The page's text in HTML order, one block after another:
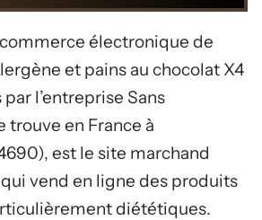
électronique de
et pains au chocolat X4
l’entreprise Sans
trouve en France à
est le site marchand
vend en ligne des produits
diététiques.